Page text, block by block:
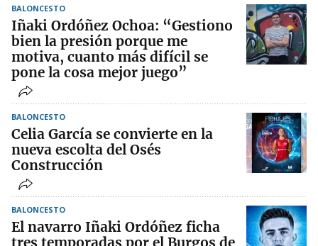
BALONCESTO
Iñaki Ordóñez Ochoa: “Gestiono
bien la presión porque me
motiva, cuanto más difícil se
pone la cosa mejor juego”
BALONCESTO
Celia García se convierte en la
nueva escolta del Osés
Construcción
BALONCESTO
El navarro Iñaki Ordóñez ficha